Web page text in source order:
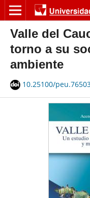
Valle del
torno a su
ambiente
10.25100/